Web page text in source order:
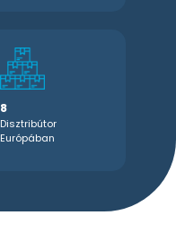
8
Disztribútor
Európában
Disztribútor